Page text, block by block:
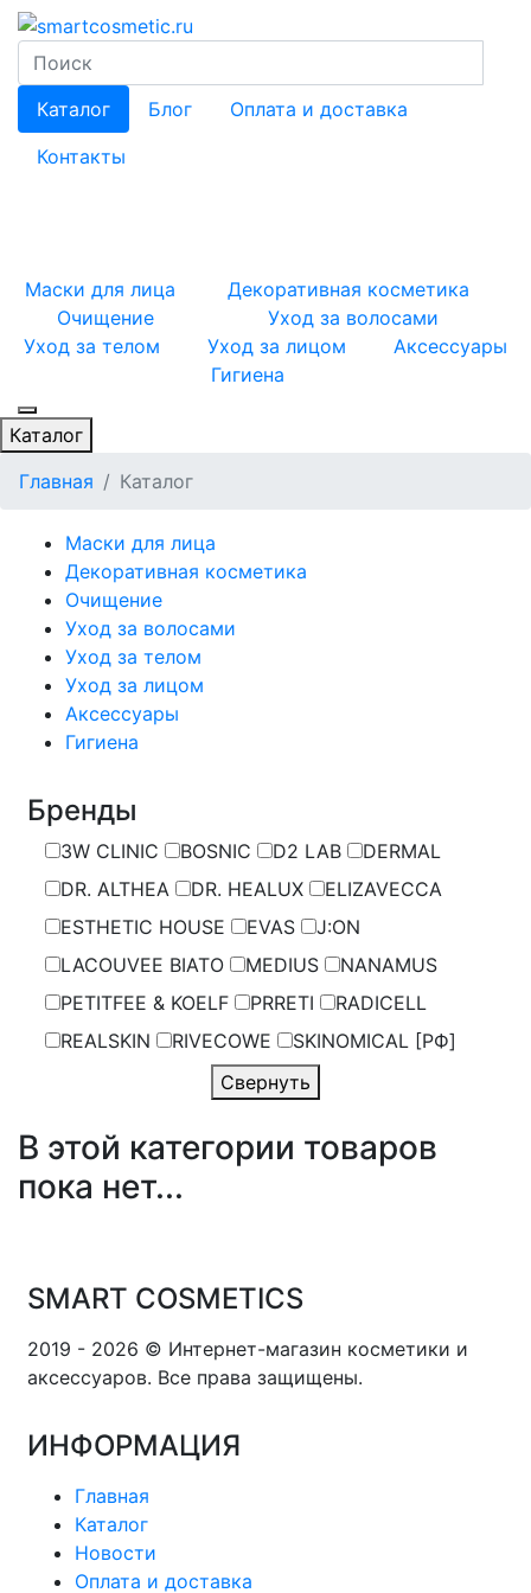
Каталог Блог
Оплата и доставка
Контакты
Маски для лица
Декоративная косметика
Очищение
Уход за волосами
Уход за телом
Уход за лицом
Аксессуары
Гигиена
Каталог
Главная
Каталог
Маски для лица
Декоративная косметика
Очищение
Уход за волосами
Уход за телом
Уход за лицом
Аксессуары
Гигиена
Бренды
3W CLINIC BOSNIC D2 LAB
DERMAL
DR. ALTHEA
DR. HEALUX
ELIZAVECCA
ESTHETIC HOUSE
EVAS
J:ON
LACOUVEE BIATO
MEDIUS
NANAMUS
PETITFEE & KOELF
PRRETI
RADICELL
REALSKIN
RIVECOWE
SKINOMICAL [РФ]
Свернуть
В этой категории товаров
пока нет...
SMART COSMETICS
2019 - 2026 © Интернет-магазин косметики и
аксессуаров. Все права защищены.
ИНФОРМАЦИЯ
Главная
Каталог
Новости
Оплата и доставка